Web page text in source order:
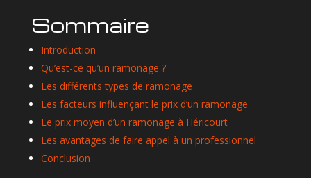
Sommaire
Introduction
Qu’est-ce qu’un ramonage ?
Les différents types de ramonage
Les facteurs influençant le prix d’un ramonage
Le prix moyen d’un ramonage à Héricourt
Les avantages de faire appel à un professionnel
Conclusion